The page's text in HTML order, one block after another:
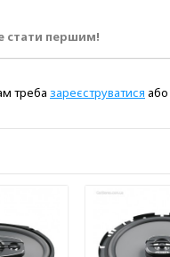
стати першим!
треба зареєструватися або